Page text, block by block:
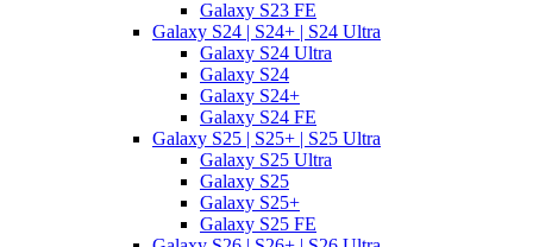
Galaxy S23 FE
Galaxy S24 | S24+ | S24 Ultra
Galaxy S24 Ultra
Galaxy S24
Galaxy S24+
Galaxy S24 FE
Galaxy S25 | S25+ | S25 Ultra
Galaxy S25 Ultra
Galaxy S25
Galaxy S25+
Galaxy S25 FE